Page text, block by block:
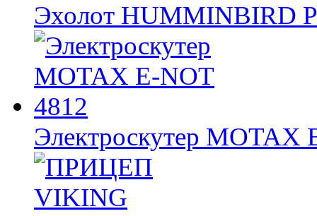
Эхолот HUMMINBIRD
Электроскутер